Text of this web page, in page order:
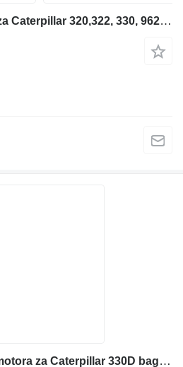
Caterpillar C7.1 motor za Caterpillar 320,322, 330, 962 bagera
255-5713 drugi delovi motora za Caterpillar 330D bagera